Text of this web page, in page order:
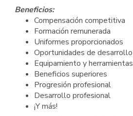
Beneficios:
Compensación competitiva
Formación remunerada
Uniformes proporcionados
Oportunidades de
Equipamiento y
Beneficios superiores
Progresión profesional
Desarrollo profesional
¡Y más!